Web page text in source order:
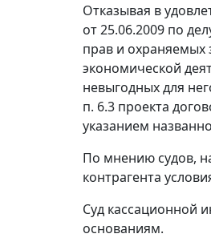
Отказывая в
от 25.06.2009 по
прав и охраняемых
экономической
невыгодных для
п. 6.3 проекта
указанием
По мнению судов,
контрагента
Суд кассационной
основаниям.